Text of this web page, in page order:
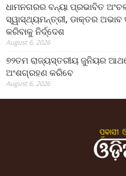
ଧାମନଗରର ବନ୍ୟା ପ୍ରଭାବିତ
ସ୍ୱାସ୍ଥ୍ୟମନ୍ତ୍ରୀ, ଡାକ୍ତର ଅଭାବ
କରିବାକୁ ନିର୍ଦ୍ଦେଶ
August 6, 2026
୭୨ତମ ରାଜ୍ୟସ୍ତରୀୟ ଜୁନିୟର
ଅଂଶଗ୍ରହଣ କରିବେ
August 6, 2026